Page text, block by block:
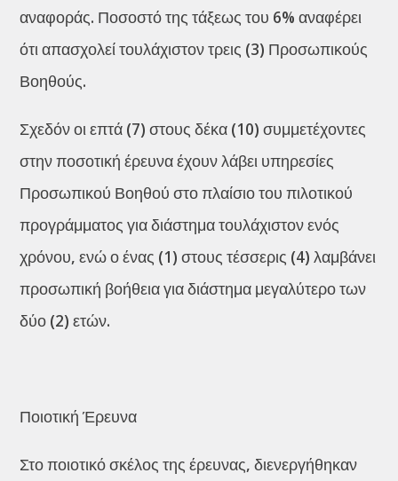
αναφοράς. Ποσοστό της τάξεως του 6% αναφέρει
ότι απασχολεί τουλάχιστον τρεις (3) Προσωπικούς
Βοηθούς.
Σχεδόν οι επτά (7) στους δέκα (10) συμμετέχοντες
στην ποσοτική έρευνα έχουν λάβει υπηρεσίες
Προσωπικού Βοηθού στο πλαίσιο του πιλοτικού
προγράμματος για διάστημα τουλάχιστον ενός
χρόνου, ενώ ο ένας (1) στους τέσσερις (4) λαμβάνει
προσωπική βοήθεια για διάστημα μεγαλύτερο των
δύο (2) ετών.
Ποιοτική Έρευνα
Στο ποιοτικό σκέλος της έρευνας, διενεργήθηκαν